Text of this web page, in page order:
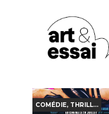
Horaires et Infos
Bande-annonce
AVERT. TOUT PUBLIC
COMÉDIE, THRILL...